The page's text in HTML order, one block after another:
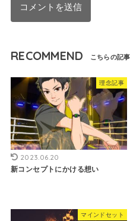
RECOMMEND
理念記事
2023.06.20
新コンセプトにかける想い
マインドセット